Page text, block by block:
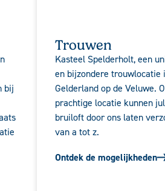
bij
Trouwen
Kasteel Spelderholt, een
en bijzondere trouwlocatie
Gelderland op de Veluwe.
prachtige locatie kunnen
bruiloft door ons laten
van a tot z.
Ontdek de mogelijkheden